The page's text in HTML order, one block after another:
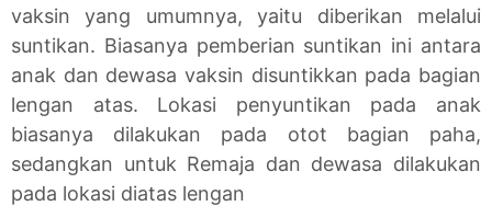
vaksin yang umumnya, yaitu diberikan melalui
suntikan. Biasanya pemberian suntikan ini antara
anak dan dewasa vaksin disuntikkan pada bagian
lengan atas. Lokasi penyuntikan pada anak
biasanya dilakukan pada otot bagian paha,
sedangkan untuk Remaja dan dewasa dilakukan
pada lokasi diatas lengan